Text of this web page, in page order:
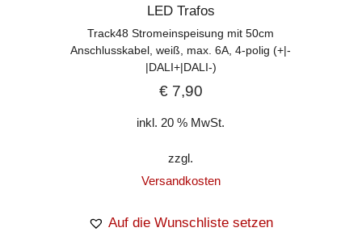
LED Trafos
Track48 Stromeinspeisung mit 50cm
Anschlusskabel, weiß, max. 6A, 4-polig (+|-
|DALI+|DALI-)
€7,90
inkl. 20 % MwSt.
zzgl.
Versandkosten
Auf die Wunschliste setzen